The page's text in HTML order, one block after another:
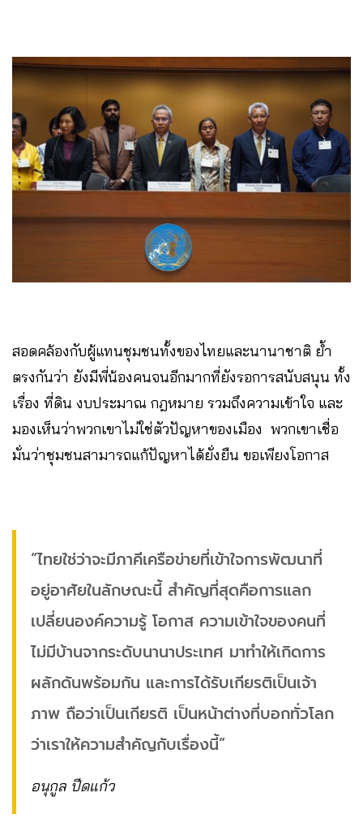
สอดคล้องกับผู้แทนชุมชนทั้งของไทยและนานาชาติ ย้ำ
ตรงกันว่า ยังมีพี่น้องคนจนอีกมากที่ยังรอการสนับสนุน ทั้ง
เรื่อง ที่ดิน งบประมาณ กฎหมาย รวมถึงความเข้าใจ และ
มองเห็นว่าพวกเขาไม่ใช่ตัวปัญหาของเมือง พวกเขาเชื่อ
มั่นว่าชุมชนสามารถแก้ปัญหาได้ยั่งยืน ขอเพียงโอกาส
“ไทยใช่ว่าจะมีภาคีเครือข่ายที่เข้าใจการพัฒนาที่
อยู่อาศัยในลักษณะนี้ สำคัญที่สุดคือการแลก
เปลี่ยนองค์ความรู้ โอกาส ความเข้าใจของคนที่
ไม่มีบ้านจากระดับนานาประเทศ มาทำให้เกิดการ
ผลักดันพร้อมกัน และการได้รับเกียรติเป็นเจ้า
ภาพ ถือว่าเป็นเกียรติ เป็นหน้าต่างที่บอกทั่วโลก
ว่าเราให้ความสำคัญกับเรื่องนี้”
อนุกูล ปีดแก้ว